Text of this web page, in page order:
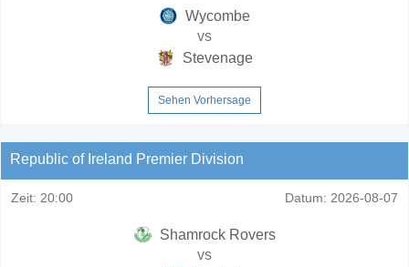
Wycombe
vs
Stevenage
Sehen Vorhersage
Republic of Ireland Premier Division
Zeit: 20:00 Datum: 2026-08-07
Shamrock Rovers
vs